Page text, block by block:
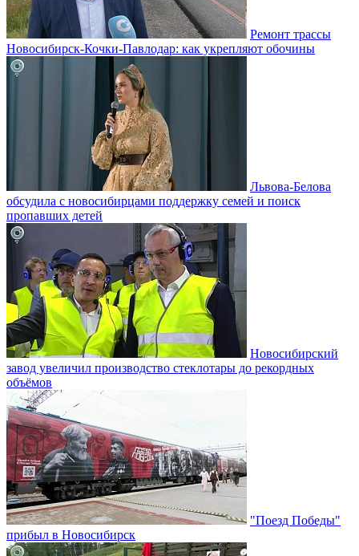
Ремонт трассы
Новосибирск-Кочки-Павлодар: как укрепляют обочины
Львова-Белова
обсудила с новосибирцами поддержку семей и поиск
пропавших детей
Новосибирский
завод увеличил производство стеклотары до рекордных
объёмов
"Поезд Победы"
прибыл в Новосибирск